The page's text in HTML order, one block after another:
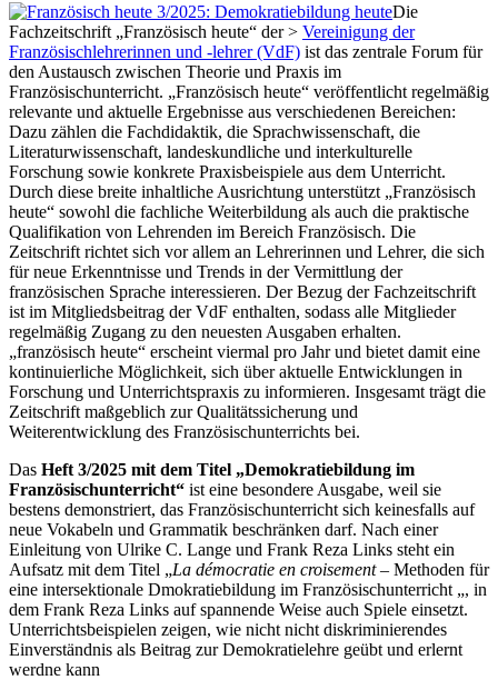
Die
Fachzeitschrift „Französisch heute“ der > Vereinigung der
Französischlehrerinnen und -lehrer (VdF) ist das zentrale Forum für
den Austausch zwischen Theorie und Praxis im
Französischunterricht. „Französisch heute“ veröffentlicht regelmäßig
relevante und aktuelle Ergebnisse aus verschiedenen Bereichen:
Dazu zählen die Fachdidaktik, die Sprachwissenschaft, die
Literaturwissenschaft, landeskundliche und interkulturelle
Forschung sowie konkrete Praxisbeispiele aus dem Unterricht.
Durch diese breite inhaltliche Ausrichtung unterstützt „Französisch
heute“ sowohl die fachliche Weiterbildung als auch die praktische
Qualifikation von Lehrenden im Bereich Französisch. Die
Zeitschrift richtet sich vor allem an Lehrerinnen und Lehrer, die sich
für neue Erkenntnisse und Trends in der Vermittlung der
französischen Sprache interessieren. Der Bezug der Fachzeitschrift
ist im Mitgliedsbeitrag der VdF enthalten, sodass alle Mitglieder
regelmäßig Zugang zu den neuesten Ausgaben erhalten.
„französisch heute“ erscheint viermal pro Jahr und bietet damit eine
kontinuierliche Möglichkeit, sich über aktuelle Entwicklungen in
Forschung und Unterrichtspraxis zu informieren. Insgesamt trägt die
Zeitschrift maßgeblich zur Qualitätssicherung und
Weiterentwicklung des Französischunterrichts bei.
Das Heft 3/2025 mit dem Titel „Demokratiebildung im
Französischunterricht“ ist eine besondere Ausgabe, weil sie
bestens demonstriert, das Französischunterricht sich keinesfalls auf
neue Vokabeln und Grammatik beschränken darf. Nach einer
Einleitung von Ulrike C. Lange und Frank Reza Links steht ein
Aufsatz mit dem Titel „La démocratie en croisement– Methoden für
eine intersektionale Dmokratiebildung im Französischunterricht „, in
dem Frank Reza Links auf spannende Weise auch Spiele einsetzt.
Unterrichtsbeispielen zeigen, wie nicht nicht diskriminierendes
Einverständnis als Beitrag zur Demokratielehre geübt und erlernt
werdne kann